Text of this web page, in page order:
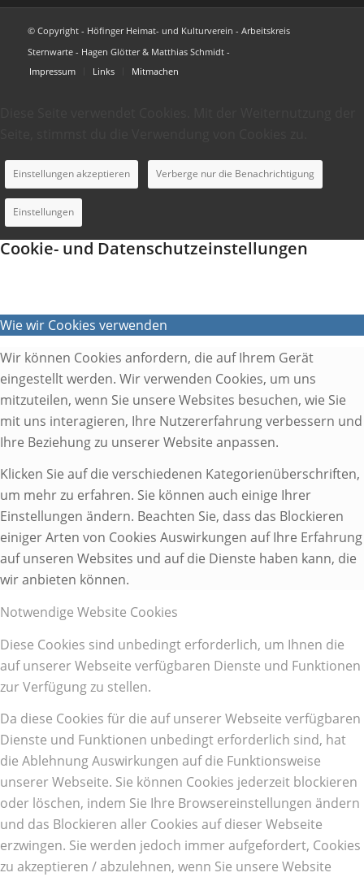
© Copyright - Höfinger Heimat- und Kulturverein - Arbeitskreis
Sternwarte - Hagen Glötter & Matthias Schmidt -
Impressum
Links Mitmachen
Einstellungen akzeptieren Verberge nur die Benachrichtigung
Einstellungen
Cookie- und Datenschutzeinstellungen
Wie wir Cookies verwenden
Wir können Cookies anfordern, die auf Ihrem Gerät
eingestellt werden. Wir verwenden Cookies, um uns
mitzuteilen, wenn Sie unsere Websites besuchen, wie Sie
mit uns interagieren, Ihre Nutzererfahrung verbessern und
Ihre Beziehung zu unserer Website anpassen.
Klicken Sie auf die verschiedenen Kategorienüberschriften,
um mehr zu erfahren. Sie können auch einige Ihrer
Einstellungen ändern. Beachten Sie, dass das Blockieren
einiger Arten von Cookies Auswirkungen auf Ihre Erfahrung
auf unseren Websites und auf die Dienste haben kann, die
wir anbieten können.
Notwendige Website Cookies
Diese Cookies sind unbedingt erforderlich, um Ihnen die
auf unserer Webseite verfügbaren Dienste und Funktionen
zur Verfügung zu stellen.
Da diese Cookies für die auf unserer Webseite verfügbaren
Dienste und Funktionen unbedingt erforderlich sind, hat
die Ablehnung Auswirkungen auf die Funktionsweise
unserer Webseite. Sie können Cookies jederzeit blockieren
oder löschen, indem Sie Ihre Browsereinstellungen ändern
und das Blockieren aller Cookies auf dieser Webseite
erzwingen. Sie werden jedoch immer aufgefordert, Cookies
zu akzeptieren / abzulehnen, wenn Sie unsere Website